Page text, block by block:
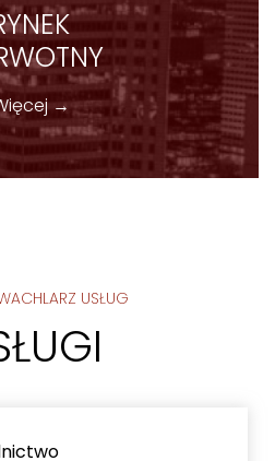
→
USŁUG